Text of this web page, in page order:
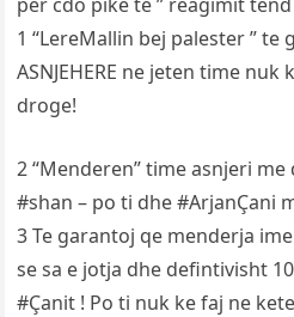
1 “LereMallin bej palester ”
ASNJEHERE ne jeten time
droge!
2 “Menderen” time asnjeri me
#shan – po ti dhe #ArjanÇani
3 Te garantoj qe menderja
se sa e jotja dhe defintivisht
#Çanit ! Po ti nuk ke faj ne